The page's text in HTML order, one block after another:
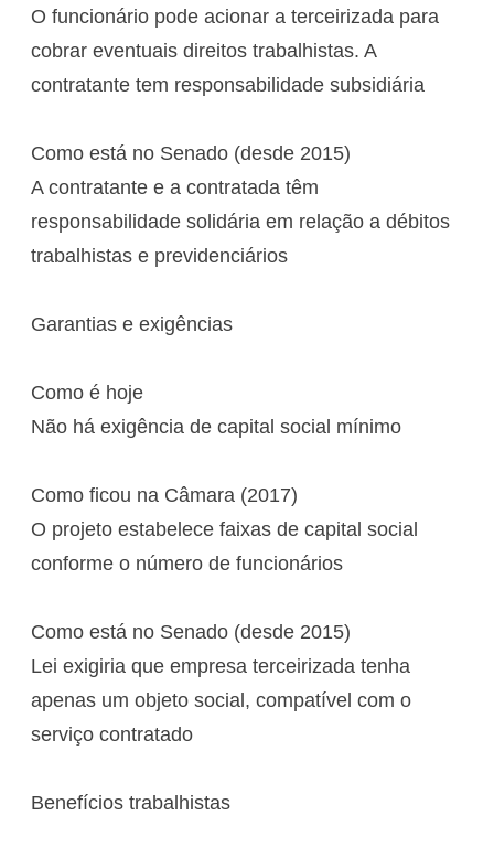
O funcionário pode acionar a terceirizada para
cobrar eventuais direitos trabalhistas. A
contratante tem responsabilidade subsidiária
Como está no Senado (desde 2015)
A contratante e a contratada têm
responsabilidade solidária em relação a débitos
trabalhistas e previdenciários
Garantias e exigências
Como é hoje
Não há exigência de capital social mínimo
Como ficou na Câmara (2017)
O projeto estabelece faixas de capital social
conforme o número de funcionários
Como está no Senado (desde 2015)
Lei exigiria que empresa terceirizada tenha
apenas um objeto social, compatível com o
serviço contratado
Benefícios trabalhistas